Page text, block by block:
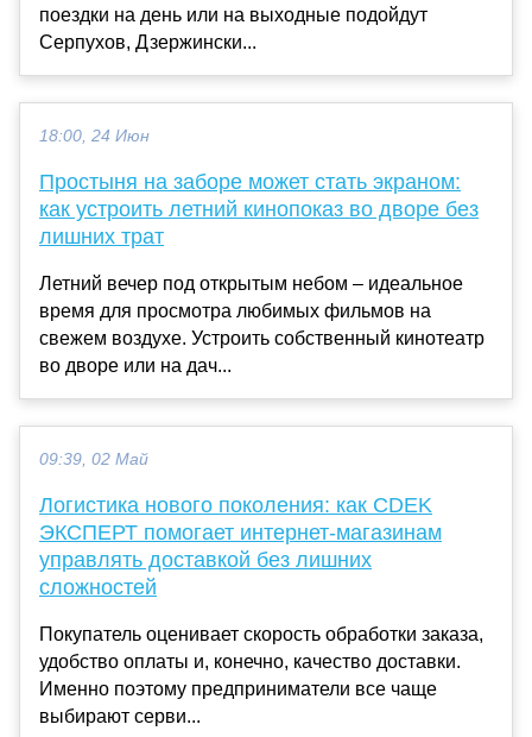
поездки на день или на выходные подойдут
Серпухов, Дзержински...
18:00, 24 Июн
Простыня на заборе может стать экраном:
как устроить летний кинопоказ во дворе без
лишних трат
Летний вечер под открытым небом – идеальное
время для просмотра любимых фильмов на
свежем воздухе. Устроить собственный кинотеатр
во дворе или на дач...
09:39, 02 Май
Логистика нового поколения: как CDEK
ЭКСПЕРТ помогает интернет-магазинам
управлять доставкой без лишних
сложностей
Покупатель оценивает скорость обработки заказа,
удобство оплаты и, конечно, качество доставки.
Именно поэтому предприниматели все чаще
выбирают серви...